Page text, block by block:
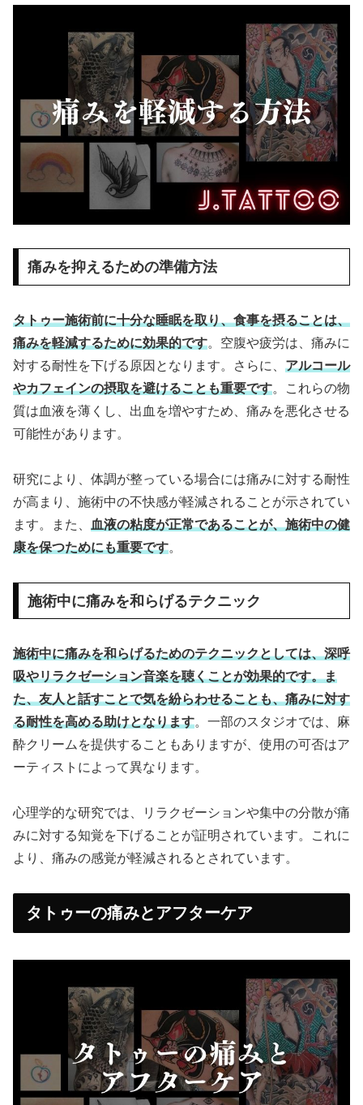
痛みを抑えるための準備方法
タトゥー施術前に十分な睡眠を取り、食事を摂ることは、
痛みを軽減するために効果的です。空腹や疲労は、痛みに
対する耐性を下げる原因となります。さらに、 アルコール
やカフェインの摂取を避けることも重要です。これらの物
質は血液を薄くし、出血を増やすため、痛みを悪化させる
可能性があります。
研究により、体調が整っている場合には痛みに対する耐性
が高まり、施術中の不快感が軽減されることが示されてい
ます。また、 血液の粘度が正常であることが、施術中の健
康を保つためにも重要です。
施術中に痛みを和らげるテクニック
施術中に痛みを和らげるためのテクニックとしては、深呼
吸やリラクゼーション音楽を聴くことが効果的です。ま
た、友人と話すことで気を紛らわせることも、痛みに対す
る耐性を高める助けとなります。一部のスタジオでは、麻
酔クリームを提供することもありますが、使用の可否はア
ーティストによって異なります。
心理学的な研究では、リラクゼーションや集中の分散が痛
みに対する知覚を下げることが証明されています。これに
より、痛みの感覚が軽減されるとされています。
タトゥーの痛みとアフターケア